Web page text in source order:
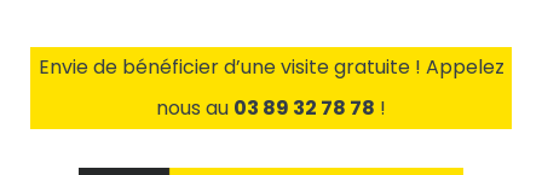
Envie de bénéficier d’une visite gratuite ! Appelez
nous au 03 89 32 78 78 !